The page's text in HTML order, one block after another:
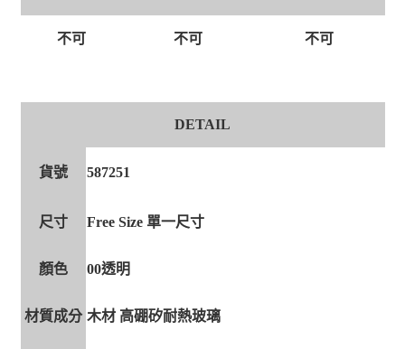
不可 不可 不可
DETAIL
貨號 587251
尺寸 Free Size 單一尺寸
顏色 00透明
材質成分 木材 高硼矽耐熱玻璃